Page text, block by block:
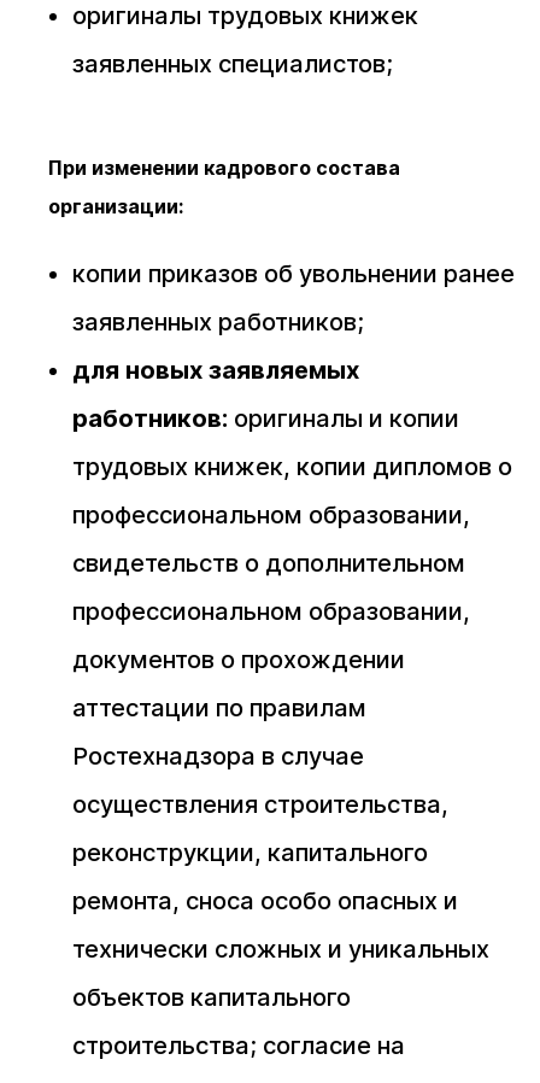
оригиналы трудовых книжек
заявленных специалистов;
При изменении кадрового состава
организации:
копии приказов об увольнении ранее
заявленных работников;
для новых заявляемых
работников: оригиналы и копии
трудовых книжек, копии дипломов о
профессиональном образовании,
свидетельств о дополнительном
профессиональном образовании,
документов о прохождении
аттестации по правилам
Ростехнадзора в случае
осуществления строительства,
реконструкции, капитального
ремонта, сноса особо опасных и
технически сложных и уникальных
объектов капитального
строительства; согласие на